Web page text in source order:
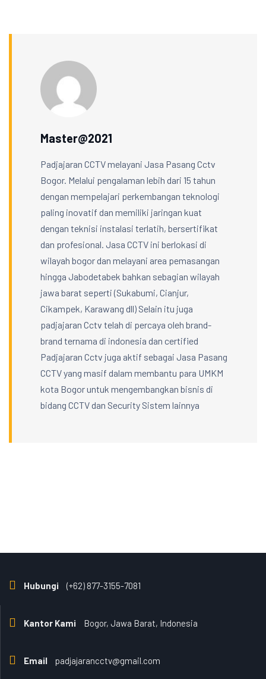
Master@2021
Padjajaran CCTV melayani Jasa Pasang Cctv
Bogor. Melalui pengalaman lebih dari 15 tahun
dengan mempelajari perkembangan teknologi
paling inovatif dan memiliki jaringan kuat
dengan teknisi instalasi terlatih, bersertifikat
dan profesional. Jasa CCTV ini berlokasi di
wilayah bogor dan melayani area pemasangan
hingga Jabodetabek bahkan sebagian wilayah
jawa barat seperti (Sukabumi, Cianjur,
Cikampek, Karawang dll) Selain itu juga
padjajaran Cctv telah di percaya oleh brand-
brand ternama di indonesia dan certified
Padjajaran Cctv juga aktif sebagai Jasa Pasang
CCTV yang masif dalam membantu para UMKM
kota Bogor untuk mengembangkan bisnis di
bidang CCTV dan Security Sistem lainnya
Hubungi (+62) 877-3155-7081
Kantor Kami Bogor, Jawa Barat, Indonesia
Email padjajarancctv@gmail.com